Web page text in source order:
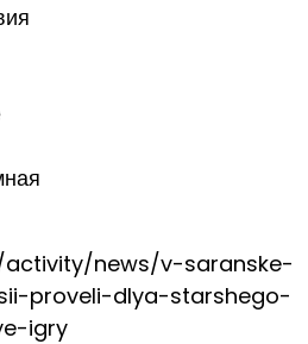
news/v-saranske-
proveli-dlya-starshego-
igry